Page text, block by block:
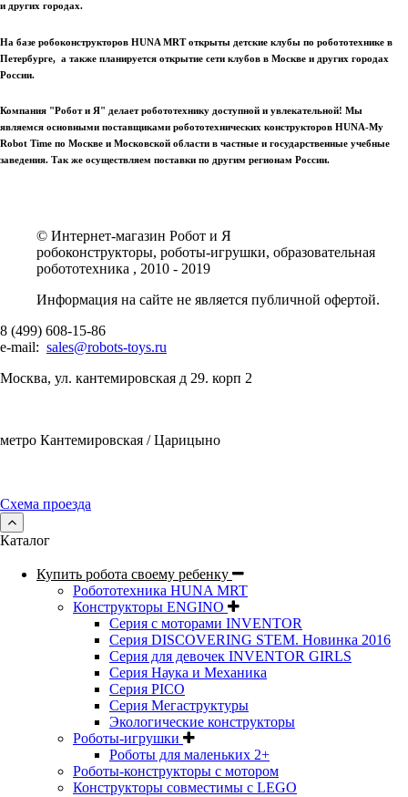
и других городах.
На базе робоконструкторов HUNA MRT открыты детские клубы по робототехнике в
Петербурге, а также планируется открытие сети клубов в Москве и других городах
России.
Компания "Робот и Я" делает робототехнику доступной и увлекательной! Мы
являемся основными поставщиками робототехнических конструкторов HUNA-My
Robot Time по Москве и Московской области в частные и государственные учебные
заведения. Так же осуществляем поставки по другим регионам России.
© Интернет-магазин Робот и Я
робоконструкторы, роботы-игрушки, образовательная
робототехника , 2010 - 2019
Информация на сайте не является публичной офертой.
8 (499) 608-15-86
e-mail: sales@robots-toys.ru
Москва, ул. кантемировская д 29. корп 2
метро Кантемировская / Царицыно
Схема проезда
Каталог
Купить робота своему ребенку
Робототехника HUNA MRT
Конструкторы ENGINO
Серия с моторами INVENTOR
Серия DISCOVERING STEM. Новинка 2016
Серия для девочек INVENTOR GIRLS
Серия Наука и Механика
Серия PICO
Серия Мегаструктуры
Экологические конструкторы
Роботы-игрушки
Роботы для маленьких 2+
Роботы-конструкторы с мотором
Конструкторы совместимы с LEGO